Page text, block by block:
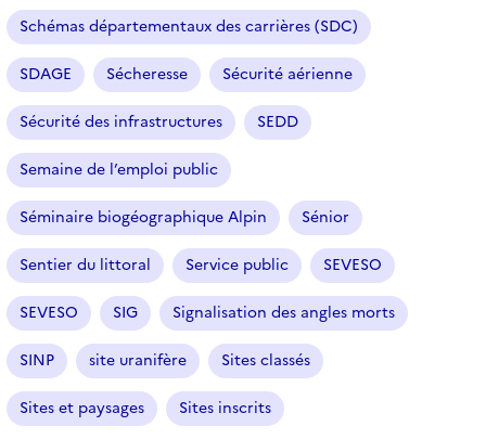
Schémas départementaux des carrières (SDC)
SDAGE Sécheresse Sécurité aérienne
Sécurité des infrastructures SEDD
Semaine de l’emploi public
Séminaire biogéographique Alpin Sénior
Sentier du littoral Service public SEVESO
SEVESO SIG Signalisation des angles morts
SINP site uranifère Sites classés
Sites et paysages Sites inscrits